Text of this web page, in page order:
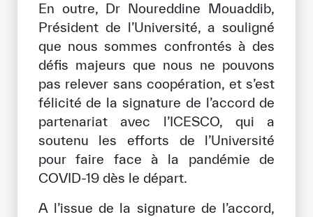
En outre, Dr Noureddine Mouaddib,
Président de l’Université, a souligné
que nous sommes confrontés à des
défis majeurs que nous ne pouvons
pas relever sans coopération, et s’est
félicité de la signature de l’accord de
partenariat avec l’ICESCO, qui a
soutenu les efforts de l’Université
pour faire face à la pandémie de
COVID-19 dès le départ.
A l’issue de la signature de l’accord,